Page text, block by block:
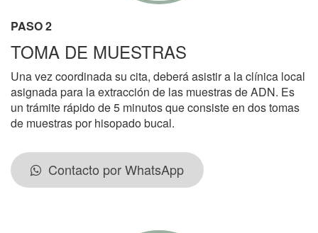
PASO 2
TOMA DE MUESTRAS
Una vez coordinada su cita, deberá asistir a la clínica local
asignada para la extracción de las muestras de ADN. Es
un trámite rápido de 5 minutos que consiste en dos tomas
de muestras por hisopado bucal.
Contacto por WhatsApp